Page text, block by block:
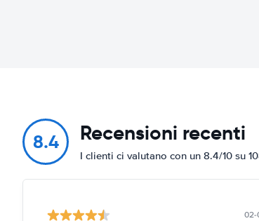
8.4 Recensioni recenti
I clienti ci valutano con un 8.4/10 su
02-